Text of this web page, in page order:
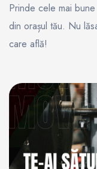
Prinde cele mai
din orașul tău. Nu
care află!